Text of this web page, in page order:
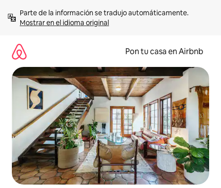
contenidoMostrar en el idioma original
Pon tu casa en Airbnb